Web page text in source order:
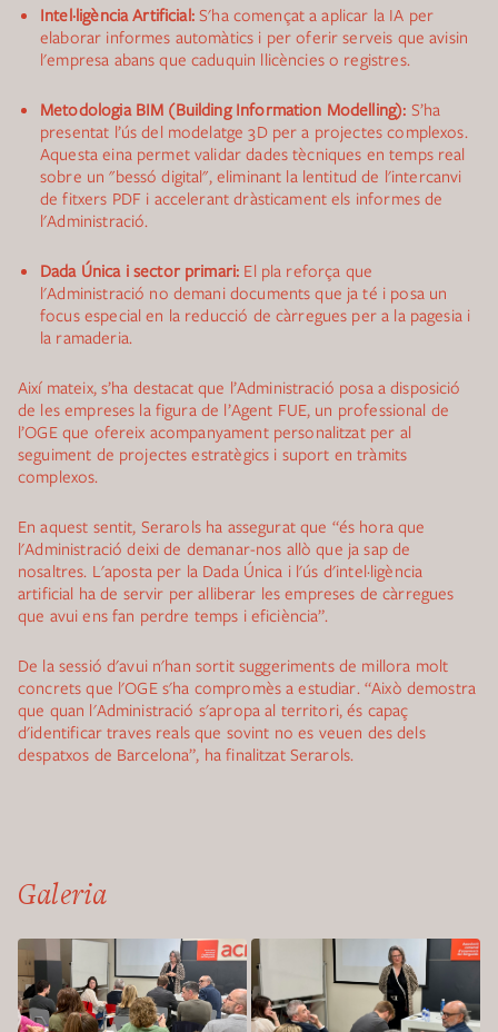
Intel·ligència Artificial:S'ha començat a aplicar la IA per
elaborar informes automàtics i per oferir serveis que avisin
l'empresa abans que caduquin llicències o registres.
Metodologia BIM (Building Information Modelling): S’ha
presentat l’ús del modelatge 3D per a projectes complexos.
Aquesta eina permet validar dades tècniques en temps real
sobre un "bessó digital", eliminant la lentitud de l'intercanvi
de fitxers PDF i accelerant dràsticament els informes de
l'Administració.
Dada Única i sector primari: El pla reforça que
l'Administració no demani documents que ja té i posa un
focus especial en la reducció de càrregues per a la pagesia i
la ramaderia.
Així mateix, s’ha destacat que l’Administració posa a disposició
de les empreses la figura de l’Agent FUE, un professional de
l’OGE que ofereix acompanyament personalitzat per al
seguiment de projectes estratègics i suport en tràmits
complexos.
En aquest sentit, Serarols ha assegurat que “és hora que
l'Administració deixi de demanar-nos allò que ja sap de
nosaltres. L'aposta per la Dada Única i l'ús d'intel·ligència
artificial ha de servir per alliberar les empreses de càrregues
que avui ens fan perdre temps i eficiència”.
De la sessió d'avui n'han sortit suggeriments de millora molt
concrets que l'OGE s'ha compromès a estudiar. “Això demostra
que quan l'Administració s'apropa al territori, és capaç
d'identificar traves reals que sovint no es veuen des dels
despatxos de Barcelona”, ha finalitzat Serarols.
Galeria